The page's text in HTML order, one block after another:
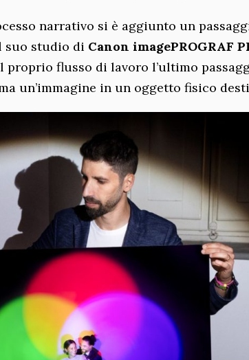
narrativo si è aggiunto un
suo studio di Canon imagePROGRAF
flusso di lavoro l’ultimo
un’immagine in un oggetto fisico